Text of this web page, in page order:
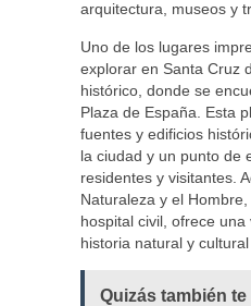
arquitectura, museos y
Uno de los lugares
explorar en Santa Cruz
histórico, donde se
Plaza de España. Esta
fuentes y edificios
la ciudad y un punto de
residentes y visitantes.
Naturaleza y el
hospital civil, ofrece
historia natural y
Quizás también